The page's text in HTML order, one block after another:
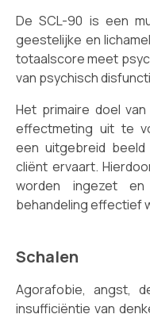
De SCL-90 is een
geestelijke en
totaalscore meet
van psychisch
Het primaire doel
effectmeting uit te
een uitgebreid
cliënt ervaart.
worden ingezet
behandeling effectief
Schalen
Agorafobie, angst,
insufficiëntie van